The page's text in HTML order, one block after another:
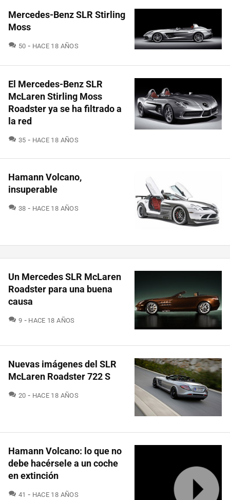
Mercedes-Benz SLR Stirling
Moss
50 COMENTARIOS
HACE 18 AÑOS
El Mercedes-Benz SLR
McLaren Stirling Moss
Roadster ya se ha filtrado a
la red
35 COMENTARIOS
HACE 18 AÑOS
Hamann Volcano,
insuperable
38 COMENTARIOS
HACE 18 AÑOS
Un Mercedes SLR McLaren
Roadster para una buena
causa
9 COMENTARIOS
HACE 18 AÑOS
Nuevas imágenes del SLR
McLaren Roadster 722 S
20 COMENTARIOS
HACE 18 AÑOS
Hamann Volcano: lo que no
debe hacérsele a un coche
en extinción
41 COMENTARIOS
HACE 18 AÑOS